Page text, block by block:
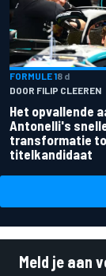
FORMULE 18 d
DOOR FILIP CLEEREN
Het opvallende
Antonelli's
transformatie
titelkandidaat
Meld je aan